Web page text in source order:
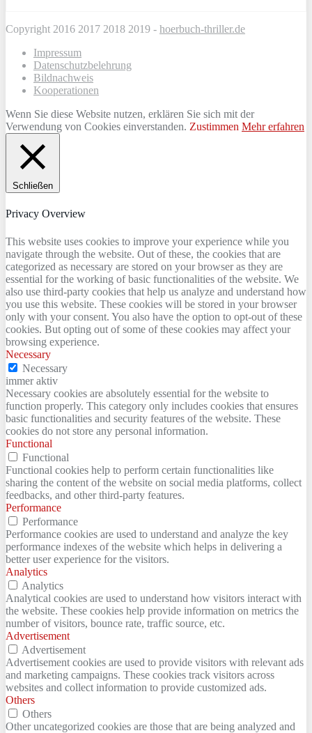
Copyright 2016 2017 2018 2019 - hoerbuch-thriller.de
Impressum
Datenschutzbelehrung
Bildnachweis
Kooperationen
Wenn Sie diese Website nutzen, erklären Sie sich mit der
Verwendung von Cookies einverstanden. Zustimmen Mehr erfahren
Schließen
Privacy Overview
This website uses cookies to improve your experience while you
navigate through the website. Out of these, the cookies that are
categorized as necessary are stored on your browser as they are
essential for the working of basic functionalities of the website. We
also use third-party cookies that help us analyze and understand how
you use this website. These cookies will be stored in your browser
only with your consent. You also have the option to opt-out of these
cookies. But opting out of some of these cookies may affect your
browsing experience.
Necessary
Necessary
immer aktiv
Necessary cookies are absolutely essential for the website to
function properly. This category only includes cookies that ensures
basic functionalities and security features of the website. These
cookies do not store any personal information.
Functional
Functional
Functional cookies help to perform certain functionalities like
sharing the content of the website on social media platforms, collect
feedbacks, and other third-party features.
Performance
Performance
Performance cookies are used to understand and analyze the key
performance indexes of the website which helps in delivering a
better user experience for the visitors.
Analytics
Analytics
Analytical cookies are used to understand how visitors interact with
the website. These cookies help provide information on metrics the
number of visitors, bounce rate, traffic source, etc.
Advertisement
Advertisement
Advertisement cookies are used to provide visitors with relevant ads
and marketing campaigns. These cookies track visitors across
websites and collect information to provide customized ads.
Others
Others
Other uncategorized cookies are those that are being analyzed and